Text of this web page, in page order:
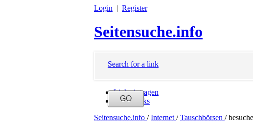
Login | Register
Seitensuche.info
Search for a link
Link eintragen
Neue Links
Seitensuche.info / Internet/ Tauschbörsen /